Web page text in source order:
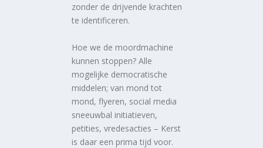
zonder de drijvende krachten
te identificeren.
Hoe we de moordmachine
kunnen stoppen? Alle
mogelijke democratische
middelen; van mond tot
mond, flyeren, social media
sneeuwbal initiatieven,
petities, vredesacties – Kerst
is daar een prima tijd voor.